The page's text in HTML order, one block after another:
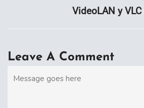
VideoLAN y
Leave A Comment